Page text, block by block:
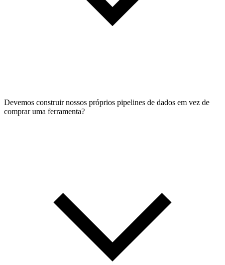
Devemos construir nossos próprios pipelines de dados em vez de
comprar uma ferramenta?